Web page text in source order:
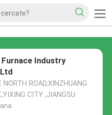
Furnace Industry
NORTH ROAD,XINZHUANG
CITY ,JIANGSU